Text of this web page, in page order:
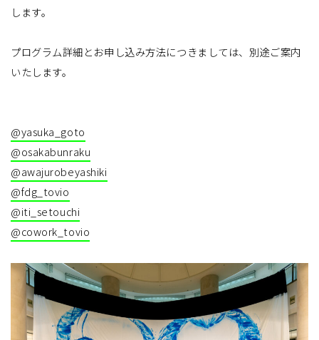
します。
プログラム詳細とお申し込み方法につきましては、別途ご案内
いたします。
@yasuka_goto
@osakabunraku
@awajurobeyashiki
@fdg_tovio
@iti_setouchi
@cowork_tovio